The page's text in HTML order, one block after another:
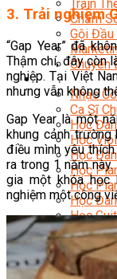
Train
Chăm
Gội Đầu
Chuyên
Âm Nhạc
Nhạc
Ca Sĩ
Học
Học
Học
Học
Học
Học
Học
Học
Học
Học
3. Trải nghiệm
“Gap Year” đã
Thậm chí, đây còn
nghiệp. Tại Việt
nhưng vẫn không
Gap Year là một
khung cảnh
điều mình yêu
ra trong 1 năm
gia một khóa học
nghiệm một công